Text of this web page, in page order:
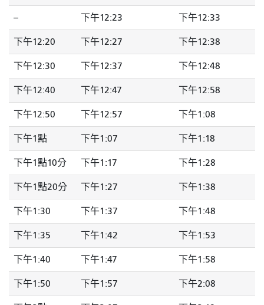
-- 下午12:23 下午12:33
下午12:20 下午12:27 下午12:38
下午12:30 下午12:37 下午12:48
下午12:40 下午12:47 下午12:58
下午12:50 下午12:57 下午1:08
下午1點 下午1:07 下午1:18
下午1點10分 下午1:17 下午1:28
下午1點20分 下午1:27 下午1:38
下午1:30 下午1:37 下午1:48
下午1:35 下午1:42 下午1:53
下午1:40 下午1:47 下午1:58
下午1:50 下午1:57 下午2:08